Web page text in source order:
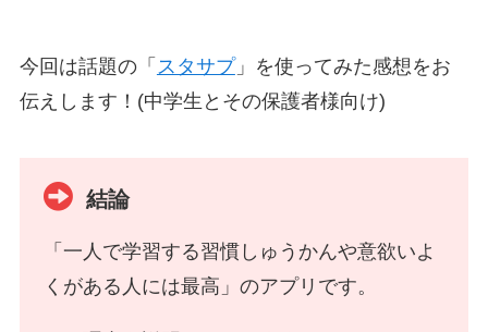
今回は話題の「 スタサプ」を使ってみた感想をお
伝えします！(中学生とその保護者様向け)
結論
「一人で学習する習慣しゅうかんや意欲いよ
くがある人には最高」のアプリです。